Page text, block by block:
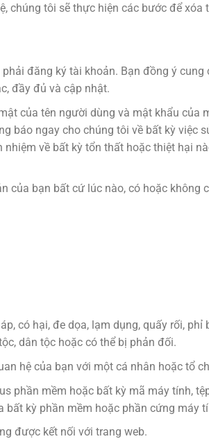
chúng tôi sẽ thực hiện các bước để xóa
đăng ký tài khoản. Bạn đồng ý
đầy đủ và cập nhật.
của tên người dùng và mật khẩu của
báo ngay cho chúng tôi về bất kỳ việc
về bất kỳ tổn thất hoặc thiệt hại
của bạn bất cứ lúc nào, có hoặc không
có hại, đe dọa, lạm dụng, quấy rối, phỉ
dân tộc hoặc có thể bị phản đối.
hệ của bạn với một cá nhân hoặc tổ
phần mềm hoặc bất kỳ mã máy tính,
kỳ phần mềm hoặc phần cứng máy
được kết nối với trang web.